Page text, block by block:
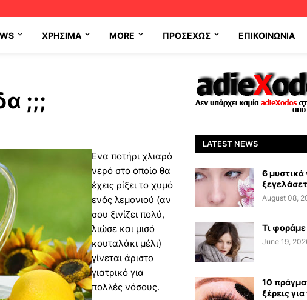
ΧΡΉΣΙΜΑ MORE ΠΡΟΣΕΧΩΣ ΕΠΙΚΟΙΝΩΝΊΑ
;;;
Ενα ποτήρι χλιαρό
νερό στο οποίο θα
έχεις ρίξει το χυμό
ενός λεμονιού (αν
σου ξινίζει πολύ,
λιώσε και μισό
κουταλάκι μέλι)
γίνεται άριστο
γιατρικό για
πολλές νόσους.
LATEST NEWS
6 μυστικά
August 08,
Τι φοράμε
June 19,
10
ξέρεις